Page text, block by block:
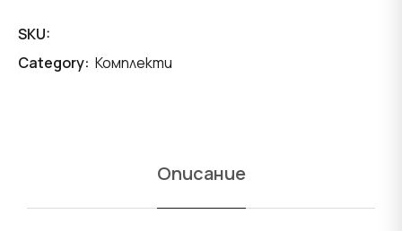
SKU:
Category: Комплекти
Описание